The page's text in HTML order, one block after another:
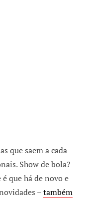
que saem a cada
Show de bola?
que há de novo e
–também